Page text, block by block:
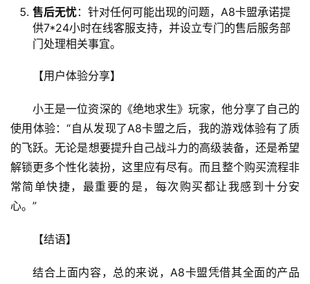
售后无忧：针对任何可能出现的问题，A8卡盟承诺提
供7*24小时在线客服支持，并设立专门的售后服务部
门处理相关事宜。
【用户体验分享】
小王是一位资深的《绝地求生》玩家，他分享了自己的
使用体验：“自从发现了A8卡盟之后，我的游戏体验有了质
的飞跃。无论是想要提升自己战斗力的高级装备，还是希望
解锁更多个性化装扮，这里应有尽有。而且整个购买流程非
常简单快捷，最重要的是，每次购买都让我感到十分安
心。”
【结语】
结合上面内容，总的来说，A8卡盟凭借其全面的产品